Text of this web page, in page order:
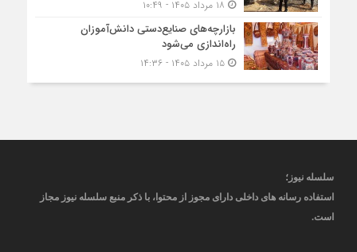
بازارچه‌های صنایع‌دستی دانش‌آموزان
راه‌اندازی می‌شود
۱۵ مرداد ۱۴۰۵ - ۱۴:۳۶
سلسله نیوز؛
استفاده رسانه های داخلی دارای مجوز از محتوا، با ذکر منبع سلسله نیوز مجاز
است.